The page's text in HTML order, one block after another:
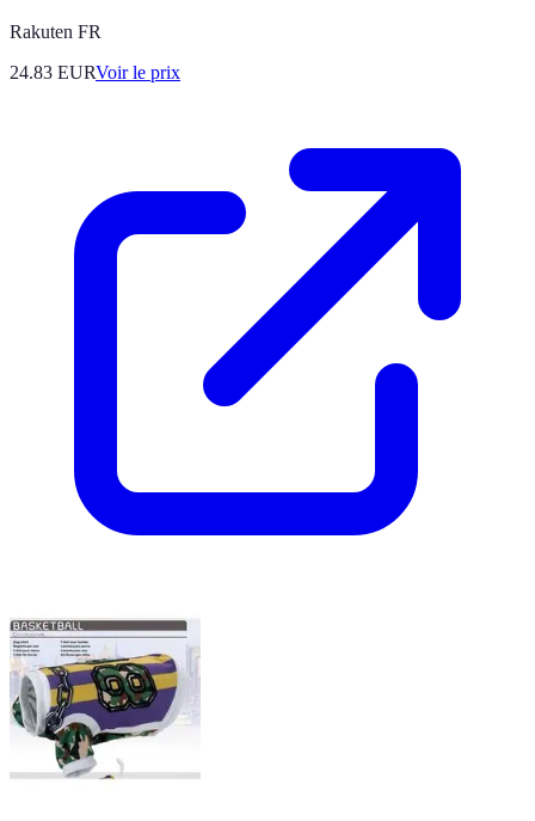
Rakuten FR
24.83 EURVoir le prix